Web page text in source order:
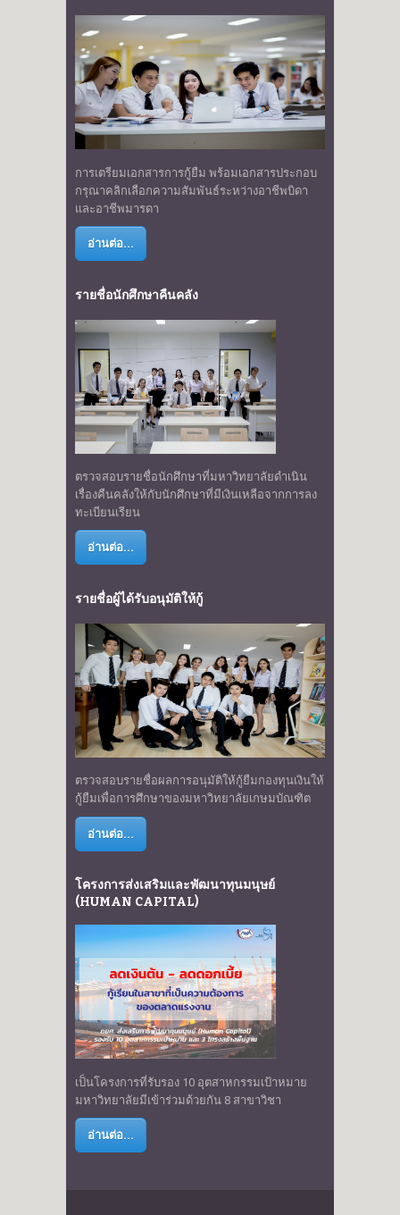
การเตรียมเอกสารการกู้ยืม พร้อมเอกสารประกอบ
กรุณาคลิกเลือกความสัมพันธ์ระหว่างอาชีพบิดา
และอาชีพมารดา
อ่านต่อ...
รายชื่อนักศึกษาคืนคลัง
ตรวจสอบรายชื่อนักศึกษาที่มหาวิทยาลัยดำเนิน
เรื่องคืนคลังให้กับนักศึกษาที่มีเงินเหลือจากการลง
ทะเบียนเรียน
อ่านต่อ...
รายชื่อผู้ได้รับอนุมัติให้กู้
ตรวจสอบรายชื่อผลการอนุมัติให้กู้ยืมกองทุนเงินให้
กู้ยืมเพื่อการศึกษาของมหาวิทยาลัยเกษมบัณฑิต
อ่านต่อ...
โครงการส่งเสริมและพัฒนาทุนมนุษย์
(HUMAN CAPITAL)
เป็นโครงการที่รับรอง 10 อุตสาหกรรมเป้าหมาย
มหาวิทยาลัยมีเข้าร่วมด้วยกัน 8 สาขาวิชา
อ่านต่อ...